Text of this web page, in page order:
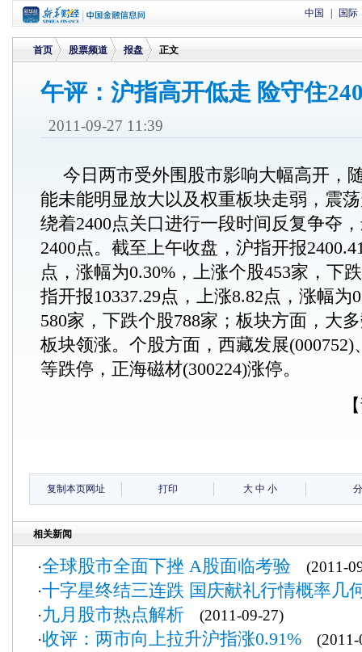
中国 国际
首页
>
股票频道
>
报盘
>
正文
午评：沪指高开低走 险守住
2011-09-27 11:39
今日两市受外围股市影响大幅高开，
能未能明显放大以及权重板块走弱，震
绕着2400点关口进行一段时间反复争夺
2400点。截至上午收盘，沪指开报
点，涨幅为0.30%，上涨个股453家，下
指开报10337.29点，上涨8.82点，涨幅为
580家，下跌个股788家；板块方面，大
板块领涨。个股方面，西藏发展(000752)
等跌停，正海磁材(300224)涨停。
复制本页网址 打印 大 中 小
相关新闻
·全球股市全面下挫 A股面临考验 (2011-
·十字星终结三连跌 国庆献礼行情概率几
·九月股市热点解析 (2011-09-27)
·收评：两市向上拉升沪指涨0.91% (2011-